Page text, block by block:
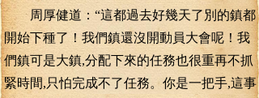
周厚健道：“這都過去好幾天了別的鎮都
開始下種了！我們鎮還沒開動員大會呢！我
們鎮可是大鎮,分配下來的任務也很重再不抓
緊時間,只怕完成不了任務。你是一把手,這事